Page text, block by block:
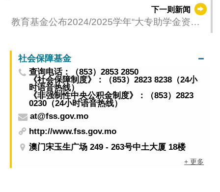
下一则新闻
教育基金公布2024/2025学年“大专助学金资助
社会保障基金
查询电话：（853）2853 2850
《社会保障制度》：（853）2823 8238（24小
时语音热线）
《非强制性中央公积金制度》：（853）2823
0230（24小时语音热线）
at@fss.gov.mo
http://www.fss.gov.mo
澳门宋玉生广场 249 - 263号中土大厦 18楼
+ 更多